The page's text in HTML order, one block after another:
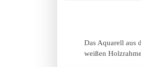
Das Aquarell aus
weißen